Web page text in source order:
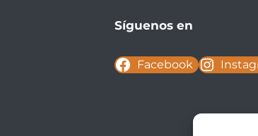
Síguenos en
Facebook